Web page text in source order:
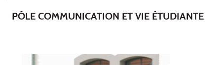
PÔLE COMMUNICATION ET VIE ÉTUDIANTE